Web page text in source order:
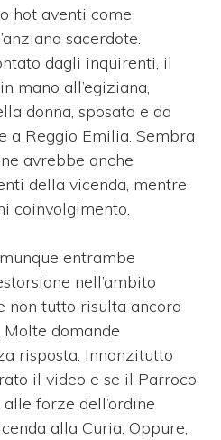
hot aventi come
sacerdote.
dagli inquirenti, il
mano all’egiziana,
donna, sposata e da
a Reggio Emilia. Sembra
avrebbe anche
della vicenda, mentre
coinvolgimento.
entrambe
nell’ambito
non tutto risulta ancora
domande
risposta. Innanzitutto
il video e se il Parroco
forze dell’ordine
alla Curia. Oppure,